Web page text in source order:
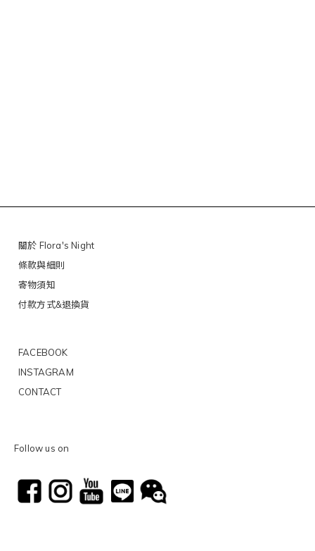
關於 Flora's Night
條款與細則
寄物須知
付款方式&退換貨
FACEBOOK
INSTAGRAM
CONTACT
Follow us on